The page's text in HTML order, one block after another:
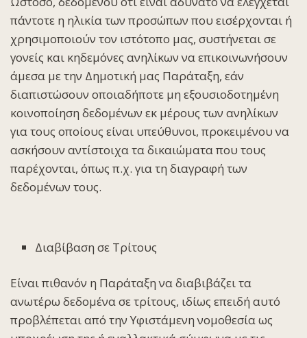
πάντοτε η ηλικία των προσώπων που εισέρχονται ή
χρησιμοποιούν τον ιστότοπο μας, συστήνεται σε
γονείς και κηδεμόνες ανηλίκων να επικοινωνήσουν
άμεσα με την Δημοτική μας Παράταξη, εάν
διαπιστώσουν οποιαδήποτε μη εξουσιοδοτημένη
κοινοποίηση δεδομένων εκ μέρους των ανηλίκων
για τους οποίους είναι υπεύθυνοι, προκειμένου να
ασκήσουν αντίστοιχα τα δικαιώματα που τους
παρέχονται, όπως π.χ. για τη διαγραφή των
δεδομένων τους.
Διαβίβαση σε Τρίτους
Είναι πιθανόν η Παράταξη να διαβιβάζει τα
ανωτέρω δεδομένα σε τρίτους, ιδίως επειδή αυτό
προβλέπεται από την Υφιστάμενη νομοθεσία ως